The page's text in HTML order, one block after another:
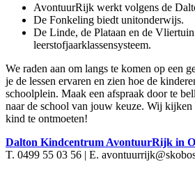
AvontuurRijk werkt volgens de
De Fonkeling biedt unitonderwijs.
De Linde, de Plataan en de
leerstofjaarklassensysteem.
We raden aan om langs te komen op een
je de lessen ervaren en zien hoe de
schoolplein. Maak een afspraak door te
naar de school van jouw keuze. Wij
kind te ontmoeten!
Dalton Kindcentrum AvontuurRijk in
T. 0499 55 03 56 | E.